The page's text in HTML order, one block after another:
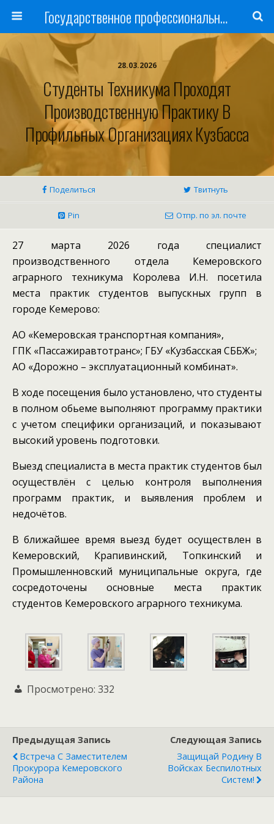
Государственное профессиональное образовательное учреждение
28.03.2026
Студенты Техникума Проходят
Производственную Практику В
Профильных Организациях Кузбасса
Поделиться Твитнуть
Pin Отпр. по эл. почте
27 марта 2026 года специалист
производственного отдела Кемеровского
аграрного техникума Королева И.Н. посетила
места практик студентов выпускных групп в
городе Кемерово:
АО «Кемеровская транспортная компания»,
ГПК «Пассажиравтотранс»; ГБУ «Кузбасская СББЖ»;
АО «Дорожно – эксплуатационный комбинат».
В ходе посещения было установлено, что студенты
в полном обьеме выполняют программу практики
с учетом специфики организаций, и показывают
высокий уровень подготовки.
Выезд специалиста в места практик студентов был
осуществлён с целью контроля выполнения
программ практик, и выявления проблем и
недочётов.
В ближайшее время выезд будет осуществлен в
Кемеровский, Крапивинский, Топкинский и
Промышленновский муниципальные округа, где
сосредоточены основные места практик
студентов Кемеровского аграрного техникума.
Просмотрено: 332
Предыдущая Запись
Встреча С Заместителем
Прокурора Кемеровского
Района
Следующая Запись
Защищай Родину В
Войсках Беспилотных
Систем!